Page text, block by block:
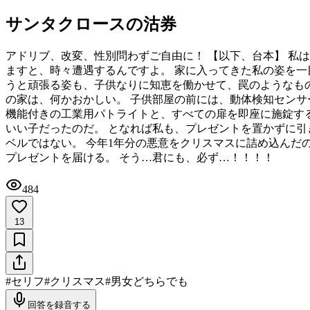
サンタクロースの沽券
アドリブ、改変、性別問わずご自由に！ 【以下、台本】 私
ますと、時々遭遇するんですよ。 家に入ってきた私の姿を
うと頑張る姿も、子供なりに知恵を働かせて、罠のような
の家は、何かおかしい。 子供部屋の前には、動体検知セン
機能付きの工業用パトライトと、すべての扉を即座に施錠
いい子だったのだ。 となれば私も、プレゼントを置かずに
ベルではない。 今年1年分の悪意をクリスマスに詰め込ん
プレゼントを届ける。 そう…君にも、必ず…！！！！
484
13
#セリフ#クリスマス#男女どちらでも
回答を録音する